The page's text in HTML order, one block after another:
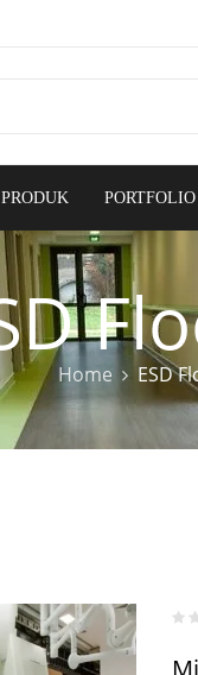
PRODUK PORTFOLIO
Home ESD